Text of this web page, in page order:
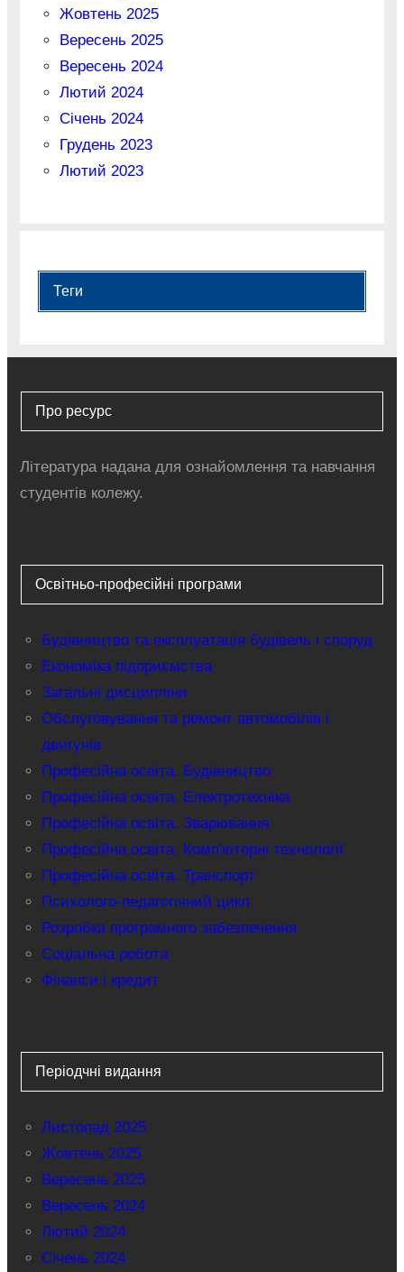
Жовтень 2025
Вересень 2025
Вересень 2024
Лютий 2024
Січень 2024
Грудень 2023
Лютий 2023
Теги
Про ресурс
Література надана для ознайомлення та навчання
студентів колежу.
Освітньо-професійні програми
Будівництво та експлуатація будівель і споруд
Економіка підприємства
Загальні дисципліни
Обслуговування та ремонт автомобілів і
двигунів
Професійна освіта. Будівництво
Професійна освіта. Електротехніка
Професійна освіта. Зварювання
Професійна освіта. Комп'ютерні технології
Професійна освіта. Транспорт
Психолого-педагогічний цикл
Розробка програмного забезпечення
Соціальна робота
Фінанси і кредит
Періодчні видання
Листопад 2025
Жовтень 2025
Вересень 2025
Вересень 2024
Лютий 2024
Січень 2024